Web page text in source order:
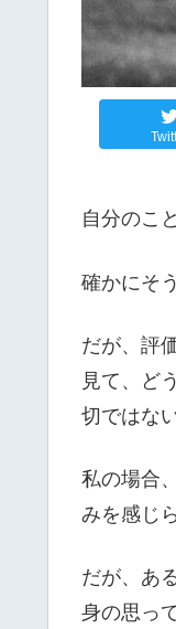
自分のこ
確かにそ
だが、評
見て、ど
切ではな
私の場合
みを感じ
だが、あ
身の思っ